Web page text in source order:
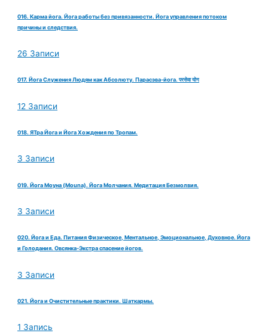
016. Карма йога. Йога работы без привязанности. Йога управления потоком
причины и следствия.
26 Записи
017. Йога Служения Людям как Абсолюту. Парасэва-йога. परसेवा योग
12 Записи
018. ЯТра Йога и Йога Хождения по Тропам.
3 Записи
019. Йога Моуна (Mouna). Йога Молчания. Медитация Безмолвия.
3 Записи
020. Йога и Еда. Питания Физическое, Ментальное, Эмоциональное, Духовное. Йога
и Голодания. Овсянка-Экстра спасение йогов.
3 Записи
021. Йога и Очистительные практики. Шаткармы.
1 Запись